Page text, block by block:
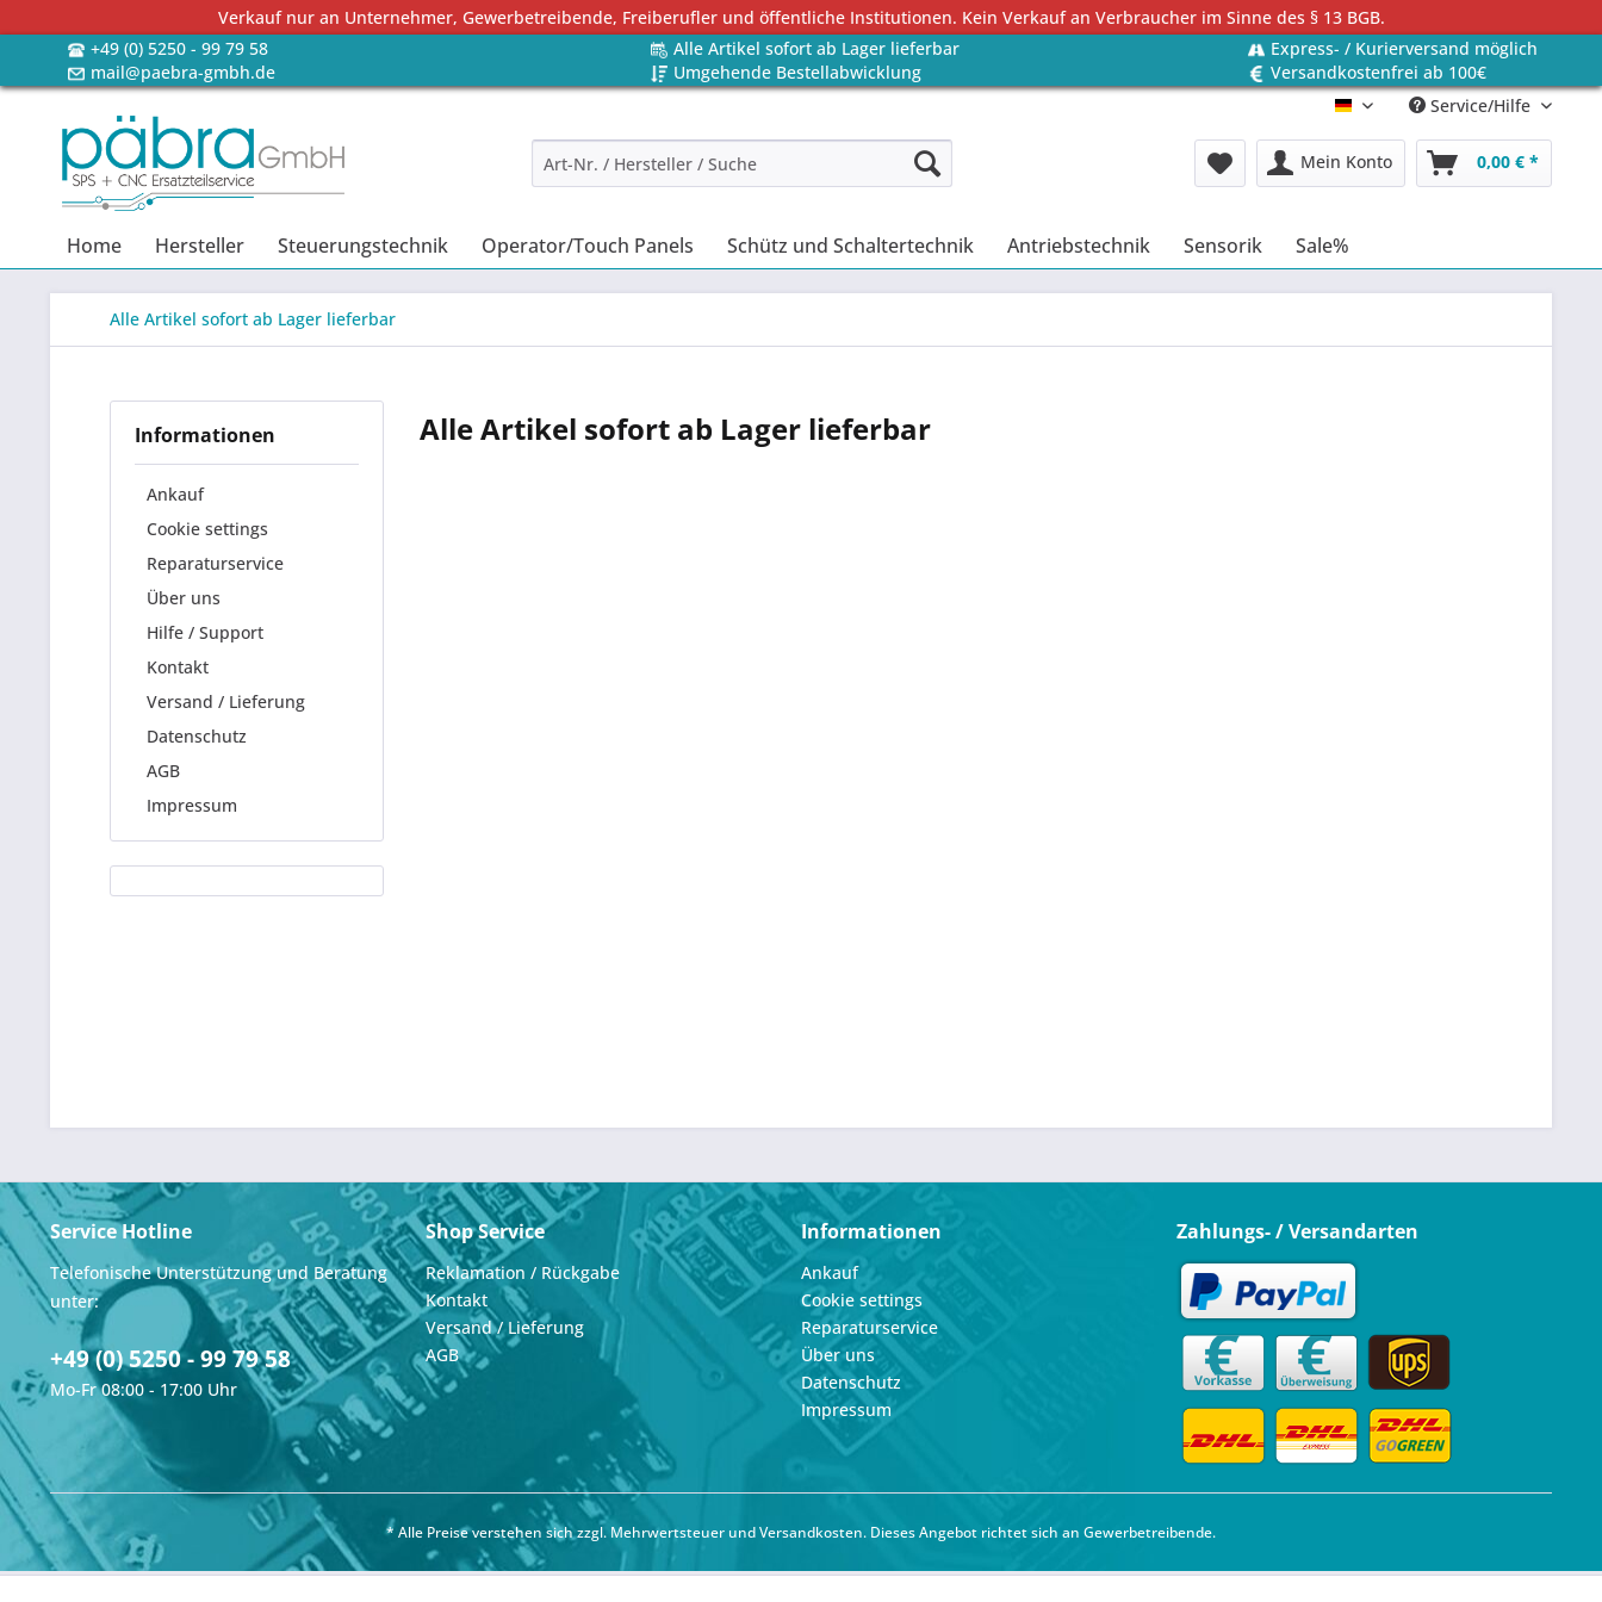
Verkauf nur an Unternehmer, Gewerbetreibende, Freiberufler und öffentliche Institutionen. Kein Verkauf an Verbraucher im Sinne des § 13 BGB.
+49 (0) 5250 - 99 79 58
Alle Artikel sofort ab Lager lieferbar
Express- / Kurierversand möglich
mail@paebra-gmbh.de
Umgehende Bestellabwicklung
Versandkostenfrei ab 100€
Deutsch Service/Hilfe
Mein Konto 0,00 € *
Home Hersteller Steuerungstechnik Operator/Touch Panels Schütz und Schaltertechnik Antriebstechnik Sensorik Sale%
Alle Artikel sofort ab Lager lieferbar
Informationen
Ankauf
Cookie settings
Reparaturservice
Über uns
Hilfe / Support
Kontakt
Versand / Lieferung
Datenschutz
AGB
Impressum
Alle Artikel sofort ab Lager lieferbar
Service Hotline
Telefonische Unterstützung und Beratung
unter:
+49 (0) 5250 - 99 79 58
Mo-Fr 08:00 - 17:00 Uhr
Shop Service
Reklamation / Rückgabe
Kontakt
Versand / Lieferung
AGB
Informationen
Ankauf
Cookie settings
Reparaturservice
Über uns
Datenschutz
Impressum
Zahlungs- / Versandarten
* Alle Preise verstehen sich zzgl. Mehrwertsteuer undVersandkosten. Dieses Angebot richtet sich an Gewerbetreibende.